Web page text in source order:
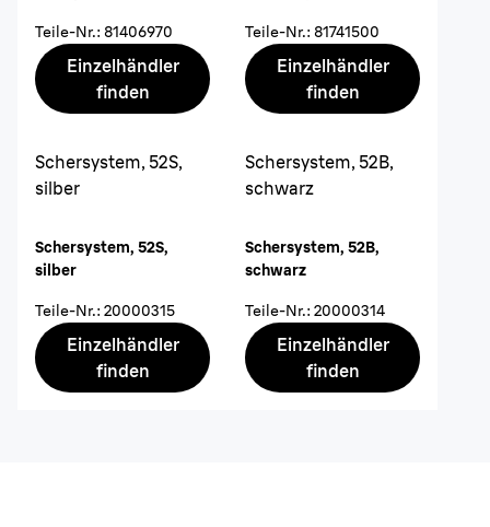
Teile-Nr.: 81406970
Einzelhändler
finden
Teile-Nr.: 81741500
Einzelhändler
finden
Schersystem, 52S,
silber
Schersystem, 52S,
silber
Teile-Nr.: 20000315
Einzelhändler
finden
Schersystem, 52B,
schwarz
Schersystem, 52B,
schwarz
Teile-Nr.: 20000314
Einzelhändler
finden